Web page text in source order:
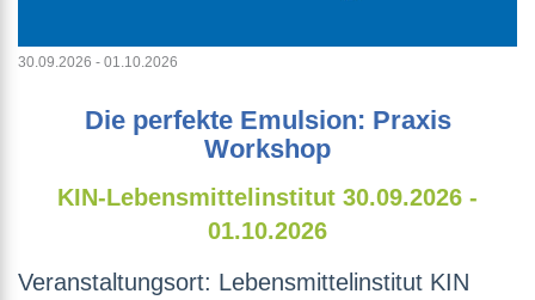
30.09.2026 - 01.10.2026
Die perfekte Emulsion: Praxis
Workshop
KIN-Lebensmittelinstitut 30.09.2026 -
01.10.2026
Veranstaltungsort: Lebensmittelinstitut KIN